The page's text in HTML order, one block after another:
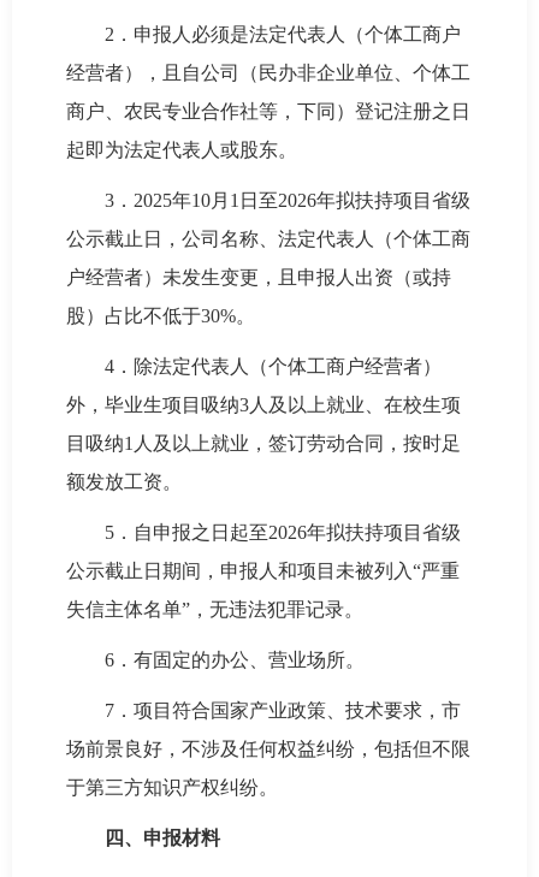
2．申报人必须是法定代表人（个体工商户
经营者），且自公司（民办非企业单位、个体工
商户、农民专业合作社等，下同）登记注册之日
起即为法定代表人或股东。
3．2025年10月1日至2026年拟扶持项目省级
公示截止日，公司名称、法定代表人（个体工商
户经营者）未发生变更，且申报人出资（或持
股）占比不低于30%。
4．除法定代表人（个体工商户经营者）
外，毕业生项目吸纳3人及以上就业、在校生项
目吸纳1人及以上就业，签订劳动合同，按时足
额发放工资。
5．自申报之日起至2026年拟扶持项目省级
公示截止日期间，申报人和项目未被列入“严重
失信主体名单”，无违法犯罪记录。
6．有固定的办公、营业场所。
7．项目符合国家产业政策、技术要求，市
场前景良好，不涉及任何权益纠纷，包括但不限
于第三方知识产权纠纷。
四、申报材料